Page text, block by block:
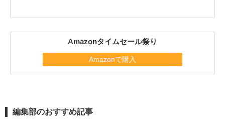
Amazonタイムセール祭り
Amazonで購入
編集部のおすすめ記事